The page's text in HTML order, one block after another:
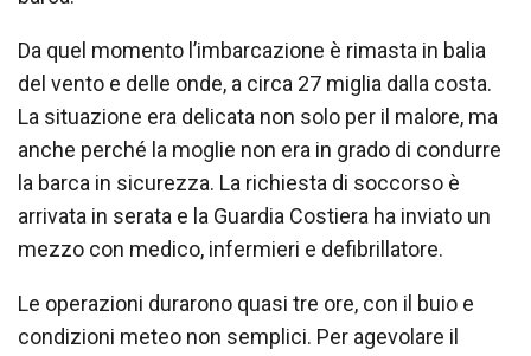
Da quel momento l’imbarcazione è rimasta in balia
del vento e delle onde, a circa 27 miglia dalla costa.
La situazione era delicata non solo per il malore, ma
anche perché la moglie non era in grado di condurre
la barca in sicurezza. La richiesta di soccorso è
arrivata in serata e la Guardia Costiera ha inviato un
mezzo con medico, infermieri e defibrillatore.
Le operazioni durarono quasi tre ore, con il buio e
condizioni meteo non semplici. Per agevolare il